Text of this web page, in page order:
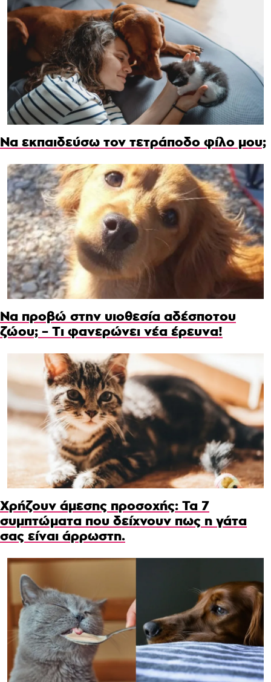
Να εκπαιδεύσω τον τετράποδο φίλο μου;
Να προβώ στην υιοθεσία αδέσποτου
ζώου; – Τι φανερώνει νέα έρευνα!
Χρήζουν άμεσης προσοχής: Τα 7
συμπτώματα που δείχνουν πως η γάτα
σας είναι άρρωστη.